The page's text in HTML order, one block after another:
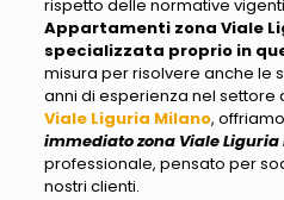
rispetto delle normative
Appartamenti zona Viale
specializzata proprio in
misura per risolvere anche le
anni di esperienza nel settore
Viale Liguria Milano,
immediato zona Viale Liguria
professionale, pensato per
nostri clienti.